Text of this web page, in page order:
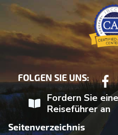
FOLGEN SIE UNS:
Fordern Sie
Reiseführer an
Seitenverzeichnis